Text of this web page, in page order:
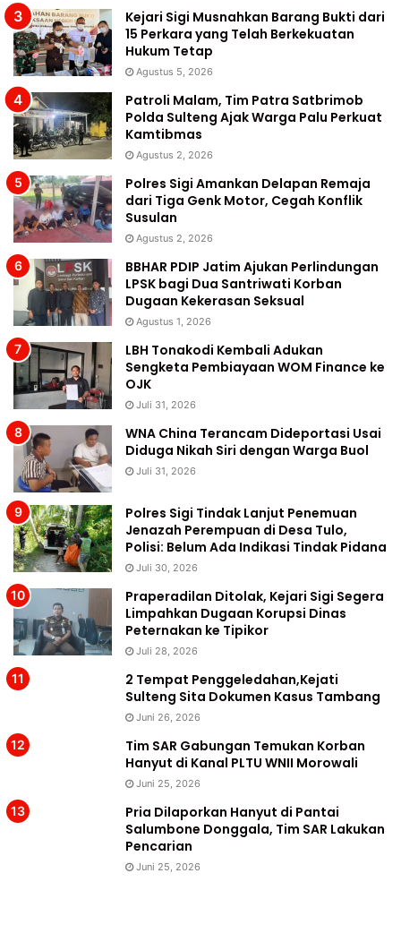
Kejari Sigi Musnahkan Barang Bukti dari
15 Perkara yang Telah Berkekuatan
Hukum Tetap
Agustus 5, 2026
Patroli Malam, Tim Patra Satbrimob
Polda Sulteng Ajak Warga Palu Perkuat
Kamtibmas
Agustus 2, 2026
Polres Sigi Amankan Delapan Remaja
dari Tiga Genk Motor, Cegah Konflik
Susulan
Agustus 2, 2026
BBHAR PDIP Jatim Ajukan Perlindungan
LPSK bagi Dua Santriwati Korban
Dugaan Kekerasan Seksual
Agustus 1, 2026
LBH Tonakodi Kembali Adukan
Sengketa Pembiayaan WOM Finance ke
OJK
Juli 31, 2026
WNA China Terancam Dideportasi Usai
Diduga Nikah Siri dengan Warga Buol
Juli 31, 2026
Polres Sigi Tindak Lanjut Penemuan
Jenazah Perempuan di Desa Tulo,
Polisi: Belum Ada Indikasi Tindak Pidana
Juli 30, 2026
Praperadilan Ditolak, Kejari Sigi Segera
Limpahkan Dugaan Korupsi Dinas
Peternakan ke Tipikor
Juli 28, 2026
2 Tempat Penggeledahan,Kejati
Sulteng Sita Dokumen Kasus Tambang
Juni 26, 2026
Tim SAR Gabungan Temukan Korban
Hanyut di Kanal PLTU WNII Morowali
Juni 25, 2026
Pria Dilaporkan Hanyut di Pantai
Salumbone Donggala, Tim SAR Lakukan
Pencarian
Juni 25, 2026